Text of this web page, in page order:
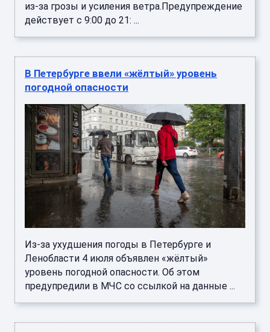
из-за грозы и усиления ветра.Предупреждение
действует с 9:00 до 21: ...
В Петербурге ввели «жёлтый» уровень
погодной опасности
Из-за ухудшения погоды в Петербурге и
Ленобласти 4 июля объявлен «жёлтый»
уровень погодной опасности. Об этом
предупредили в МЧС со ссылкой на данные ...